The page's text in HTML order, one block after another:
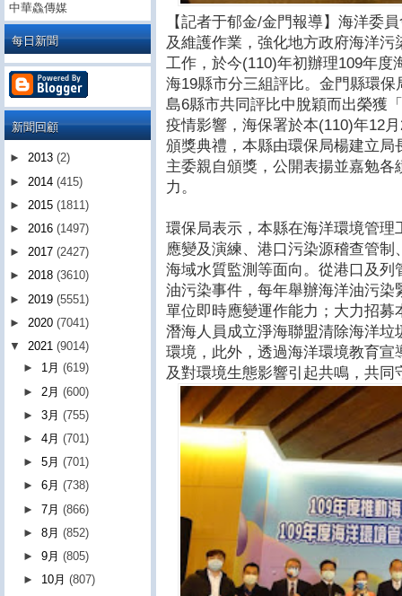
【記者于郁金/金門報導】海洋委
及維護作業，強化地方政府海洋
工作，於今(110)年初辦理109年
海19縣市分三組評比。金門縣環
島6縣市共同評比中脫穎而出榮獲
疫情影響，海保署於本(110)年12
頒獎典禮，本縣由環保局楊建立
主委親自頒獎，公開表揚並嘉勉
力。
環保局表示，本縣在海洋環境管
應變及演練、港口污染源稽查管
海域水質監測等面向。從港口及
油污染事件，每年舉辦海洋油污
單位即時應變運作能力；大力招
潛海人員成立淨海聯盟清除海洋
環境，此外，透過海洋環境教育
及對環境生態影響引起共鳴，共同
中華鱻傳媒
每日新聞
新聞回顧
► 2013 (2)
► 2014 (415)
► 2015 (1811)
► 2016 (1497)
► 2017 (2427)
► 2018 (3610)
► 2019 (5551)
► 2020 (7041)
▼ 2021 (9014)
► 1月(619)
► 2月(600)
►3月(755)
►4月(701)
►5月(701)
►6月(738)
►7月(866)
►8月(852)
►9月(805)
► 10月(807)